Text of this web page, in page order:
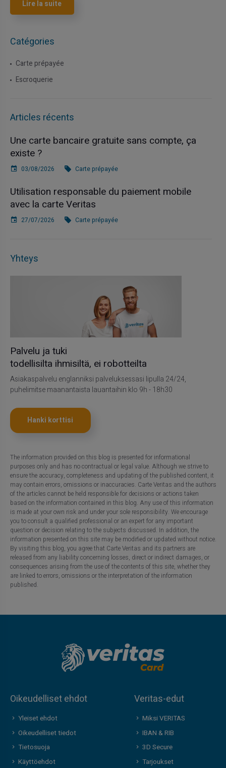
Lire la suite
Catégories
Carte prépayée
Escroquerie
Articles récents
Une carte bancaire gratuite sans compte, ça
existe ?
03/08/2026 Carte prépayée
Utilisation responsable du paiement mobile
avec la carte Veritas
27/07/2026 Carte prépayée
Yhteys
Palvelu ja tuki
todellisilta ihmisiltä, ei robotteilta
Asiakaspalvelu englanniksi palveluksessasi lipulla 24/24,
puhelimitse maanantaista lauantaihin klo 9h - 18h30
Hanki korttisi
The information provided on this blog is presented for informational
purposes only and has no contractual or legal value. Although we strive to
ensure the accuracy, completeness and updating of the published content, it
may contain errors, omissions or inaccuracies. Carte Veritas and the authors
of the articles cannot be held responsible for decisions or actions taken
based on the information contained in this blog. Any use of this information
is made at your own risk and under your sole responsibility. We encourage
you to consult a qualified professional or an expert for any important
question or decision relating to the subjects discussed. In addition, the
information presented on this site may be modified or updated without notice.
By visiting this blog, you agree that Carte Veritas and its partners are
released from any liability concerning losses, direct or indirect damages, or
consequences arising from the use of the contents of this site, whether they
are linked to errors, omissions or the interpretation of the information
published.
Oikeudelliset ehdot
Yleiset ehdot
Oikeudelliset tiedot
Tietosuoja
Käyttöehdot
Veritas-edut
Miksi VERITAS
IBAN & RIB
3D Secure
Tarjoukset